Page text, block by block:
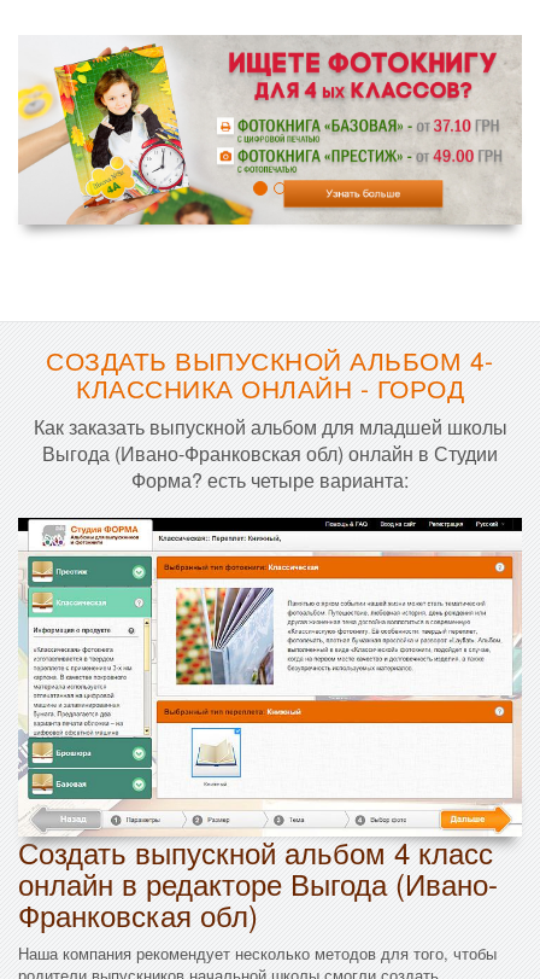
СОЗДАТЬ ВЫПУСКНОЙ АЛЬБОМ 4-
КЛАССНИКА ОНЛАЙН - ГОРОД
Как заказать выпускной альбом для младшей школы
Выгода (Ивано-Франковская обл) онлайн в Студии
Форма? есть четыре варианта:
Создать выпускной альбом 4 класс
онлайн в редакторе Выгода (Ивано-
Франковская обл)
Наша компания рекомендует несколько методов для того, чтобы